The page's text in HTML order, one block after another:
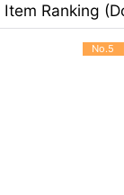
Item Ranking
No.5